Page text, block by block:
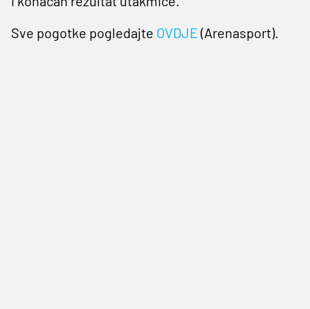
Sve pogotke pogledajte OVDJE (Arenasport).